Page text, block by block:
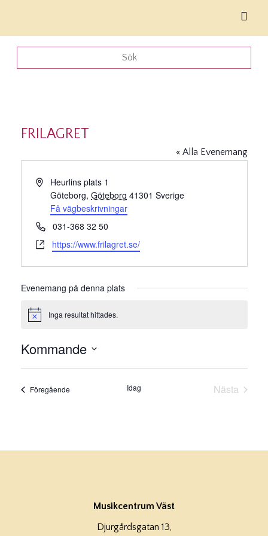
FRILAGRET
« Alla Evenemang
AdressHeurlins plats 1
Göteborg, Göteborg 41301 Sverige
Få vägbeskrivningar
Telefonnummer
031-368 32 50
Websitehttps://www.frilagret.se/
Evenemang på denna plats
Notis Inga resultat hittades.
Kommande
Välj
FöregåendeEvenemang Idag
Nästa
Musikcentrum Väst
Djurgårdsgatan 13,